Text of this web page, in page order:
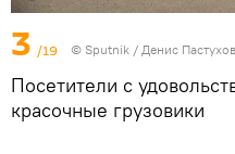
3 /19 © Sputnik / Денис Пастухов
Посетители с
красочные грузовики